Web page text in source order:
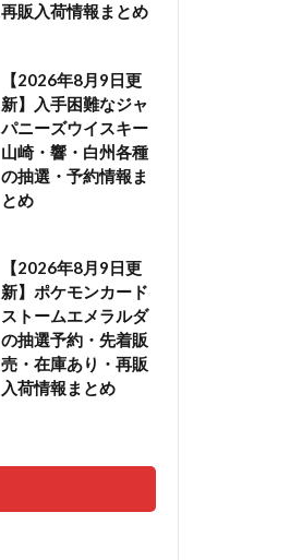
再販入荷情報まとめ
【2026年8月9日更
新】入手困難なジャ
パニーズウイスキー
山崎・響・白州各種
の抽選・予約情報ま
とめ
【2026年8月9日更
新】ポケモンカード
ストームエメラルダ
の抽選予約・先着販
売・在庫あり・再販
入荷情報まとめ